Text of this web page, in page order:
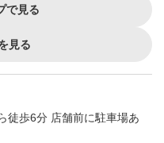
で見る
見る
徒歩6分 店舗前に駐車場あ